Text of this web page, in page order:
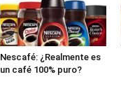
Nescafé: ¿Realmente es
un café 100% puro?